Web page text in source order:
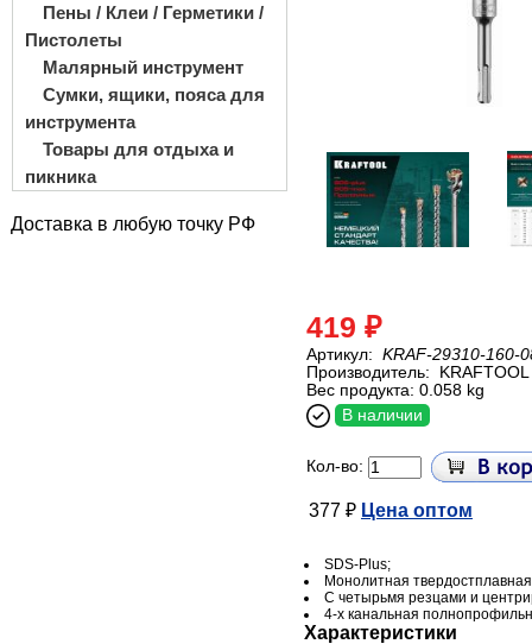
Пены / Клеи / Герметики /
Пистолеты
Малярный инструмент
Сумки, ящики, пояса для
инструмента
Товары для отдыха и
пикника
Доставка в любую точку РФ
419 ₽
Артикул: KRAF-29310-160-
Производитель:
KRAFTOOL
Вес продукта: 0.058 kg
В наличии
Кол-во:
377 ₽ Цена оптом
SDS-Plus;
Монолитная твердостплавная
С четырьмя резцами и
4-х канальная
Характеристики